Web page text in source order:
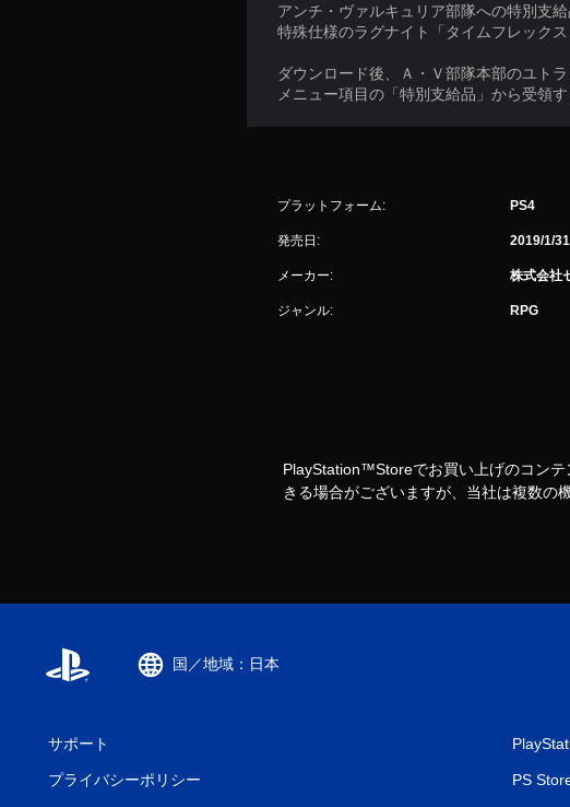
アンチ・ヴァルキュリア部隊への特別支給
特殊仕様のラグナイト「タイムフレック
ダウンロード後、Ａ・Ｖ部隊本部のユト
メニュー項目の「特別支給品」から受領す
プラットフォーム: PS4
発売日: 2019/1/31
メーカー: 株式会社
ジャンル: RPG
PlayStation™Storeでお買い上げのコン
きる場合がございますが、当社は複数の
国／地域：日本
サポート
プライバシーポリシー PS